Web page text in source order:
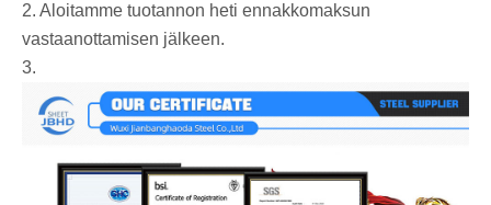
2. Aloitamme tuotannon heti ennakkomaksun
vastaanottamisen jälkeen.
3.